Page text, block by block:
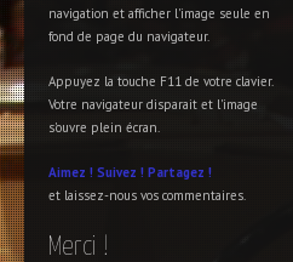
navigation et afficher l'image seule en
fond de page du navigateur.
Appuyez la touche F11 de votre clavier.
Votre navigateur disparait et l'image
s'ouvre plein écran.
Aimez ! Suivez ! Partagez !
et laissez-nous vos commentaires.
Merci !